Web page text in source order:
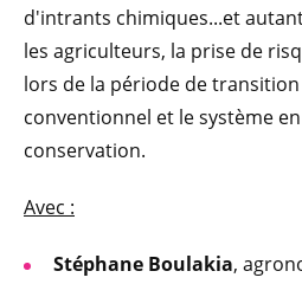
d'intrants chimiques...et
les agriculteurs, la prise de
lors de la période de
conventionnel et le système
conservation.
Avec :
Stéphane Boulakia,